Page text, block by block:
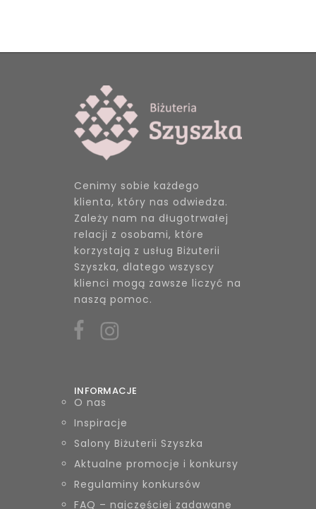
Cenimy sobie każdego
klienta, który nas odwiedza.
Zależy nam na długotrwałej
relacji z osobami, które
korzystają z usług Biżuterii
Szyszka, dlatego wszyscy
klienci mogą zawsze liczyć na
naszą pomoc.
INFORMACJE
O nas
Inspiracje
Salony Biżuterii Szyszka
Aktualne promocje i konkursy
Regulaminy konkursów
FAQ – najczęściej zadawane